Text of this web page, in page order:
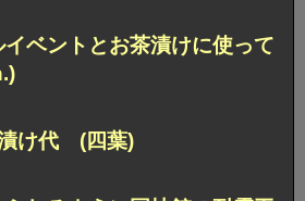
ベントとお茶漬けに使って
け代 (四葉)